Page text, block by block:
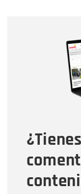
Correo
Tipo de
Mensaje